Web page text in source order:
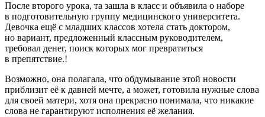
После второго урока, та зашла в класс и объявила о наборе
в подготовительную группу медицинского университета.
Девочка ещё с младших классов хотела стать доктором,
но вариант, предложенный классным руководителем,
требовал денег, поиск которых мог превратиться
в препятствие.!
Возможно, она полагала, что обдумывание этой новости
приблизит её к давней мечте, а может, готовила нужные слова
для своей матери, хотя она прекрасно понимала, что никакие
слова не гарантируют исполнения её желания.